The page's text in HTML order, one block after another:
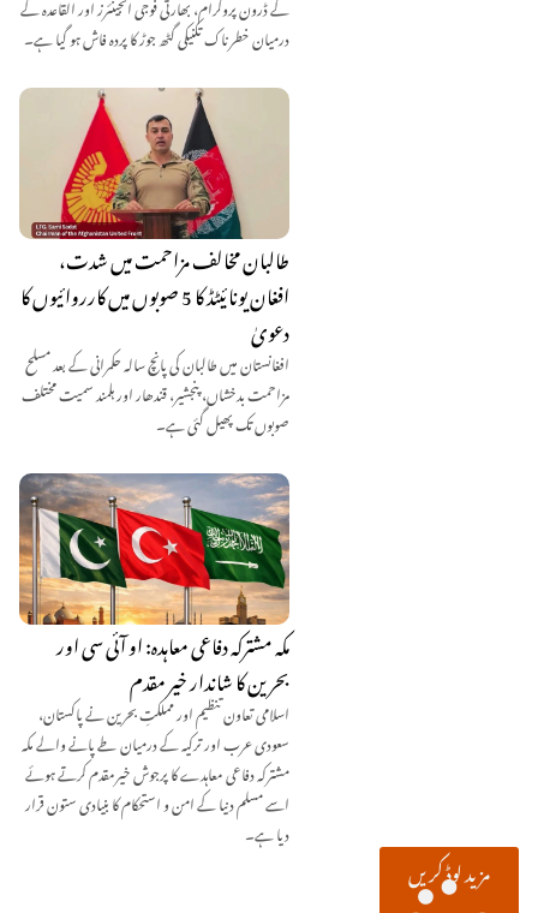
درمیان خطرناک تکنیکی گٹھ جوڑ کا پردہ فاش ہو گیا ہے۔
طالبان مخالف مزاحمت میں شدت،
افغان یونائیٹڈ کا 5 صوبوں میں کارروائیوں کا
دعویٰ
افغانستان میں طالبان کی پانچ سالہ حکمرانی کے بعد مسلح
مزاحمت بدخشاں، پنجشیر، قندھار اور ہلمند سمیت مختلف
صوبوں تک پھیل گئی ہے۔
مکہ مشترکہ دفاعی معاہدہ: او آئی سی اور
بحرین کا شاندار خیر مقدم
اسلامی تعاون تنظیم اور مملکتِ بحرین نے پاکستان،
سعودی عرب اور ترکیہ کے درمیان طے پانے والے مکہ
مشترکہ دفاعی معاہدے کا پرجوش خیرمقدم کرتے ہوئے
اسے مسلم دنیا کے امن و استحکام کا بنیادی ستون قرار
دیا ہے۔
مزید لوڈ کریں